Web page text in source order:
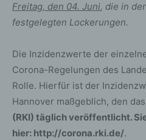
Freitag, den 04. Juni, die in
festgelegten Lockerungen.
Die Inzidenzwerte der
Corona-Regelungen des
Rolle. Hierfür ist der
Hannover maßgeblich, den das
(RKI) täglich veröffentlicht.
hier: http://corona.rki.de/.